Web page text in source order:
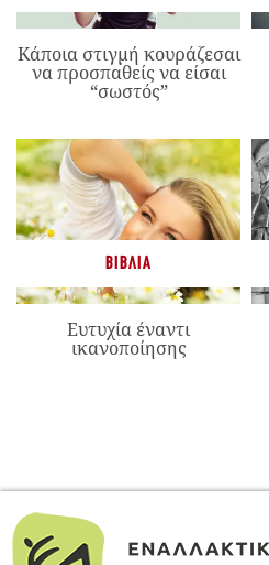
Κάποια στιγμή κουράζεσαι
να προσπαθείς να είσαι
“σωστός”
ΒΙΒΛΊΑ
Ευτυχία έναντι
ικανοποίησης